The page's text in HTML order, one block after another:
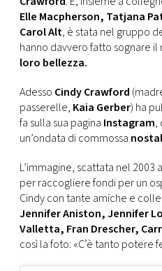
CONSIGLIA
Elle Macpherson, Tatjana
Carol Alt, è stata nel gruppo
hanno davvero fatto sognare
loro bellezza.
Adesso Cindy Crawford
passerelle, Kaia Gerber) ha
fa sulla sua pagina Instagram,
un’ondata di commossa
L’immagine, scattata nel 2003
per raccogliere fondi per un
Cindy con tante amiche e
Jennifer Aniston, Jennifer
Valletta, Fran Drescher,
così la foto: «Cʼè tanto potere